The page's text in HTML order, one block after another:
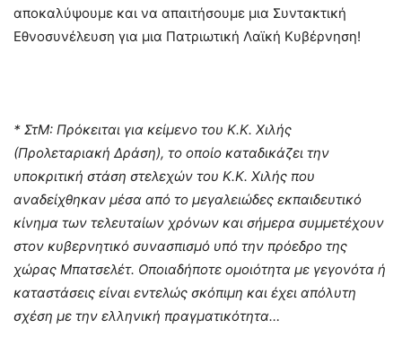
αποκαλύψουμε και να απαιτήσουμε μια Συντακτική
Εθνοσυνέλευση για μια Πατριωτική Λαϊκή Κυβέρνηση!
* ΣτΜ: Πρόκειται για κείμενο του Κ.K. Χιλής
(Προλεταριακή Δράση), το οποίο καταδικάζει την
υποκριτική στάση στελεχών του Κ.Κ. Χιλής που
αναδείχθηκαν μέσα από το μεγαλειώδες εκπαιδευτικό
κίνημα των τελευταίων χρόνων και σήμερα συμμετέχουν
στον κυβερνητικό συνασπισμό υπό την πρόεδρο της
χώρας Μπατσελέτ. Οποιαδήποτε ομοιότητα με γεγονότα ή
καταστάσεις είναι εντελώς σκόπιμη και έχει απόλυτη
σχέση με την ελληνική πραγματικότητα…